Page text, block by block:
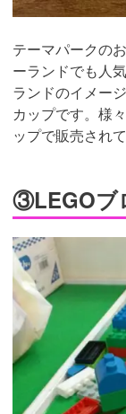
テーマパークの
ーランドでも人
ランドのイメー
カップです。様
ップで販売されて
③LEGOブ